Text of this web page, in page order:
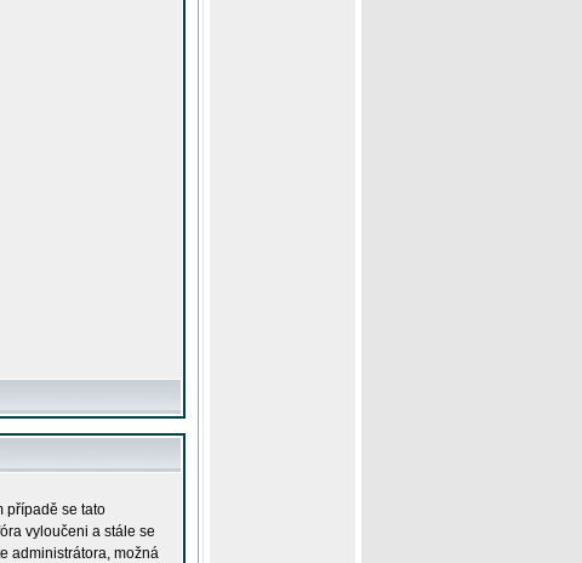
případě se tato
vyloučeni a stále se
administrátora, možná